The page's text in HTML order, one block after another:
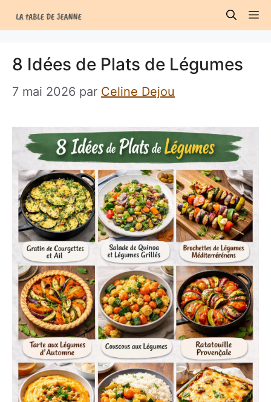
au
8 Idées de Plats de Légumes
7 mai 2026 par Celine Dejou